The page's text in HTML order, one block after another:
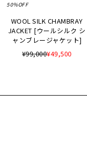
50%OFF
WOOL SILK CHAMBRAY
JACKET [ウールシルク シ
ャンブレージャケット]
¥99,000¥49,500